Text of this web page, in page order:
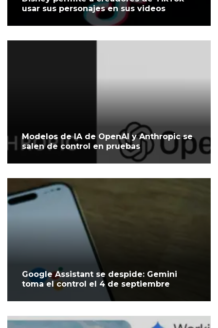
usar sus personajes en sus videos
Modelos de IA de OpenAI y Anthropic se
salen de control en pruebas
Google Assistant se despide: Gemini
toma el control el 4 de septiembre